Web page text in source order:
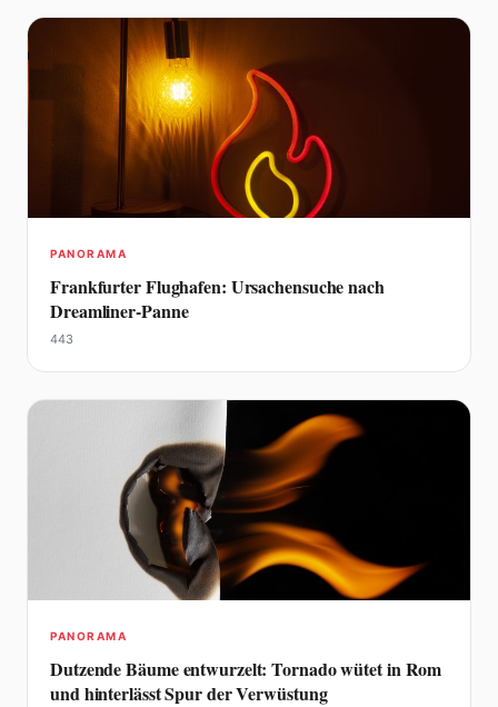
PANORAMA
Frankfurter Flughafen: Ursachensuche nach
Dreamliner-Panne
443
PANORAMA
Dutzende Bäume entwurzelt: Tornado wütet in Rom
und hinterlässt Spur der Verwüstung